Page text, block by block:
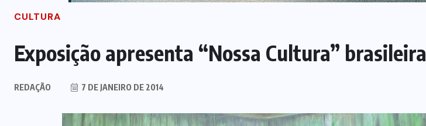
CULTURA
Exposição apresenta “Nossa Cultura” brasileira
REDAÇÃO 7 DE JANEIRO DE 2014